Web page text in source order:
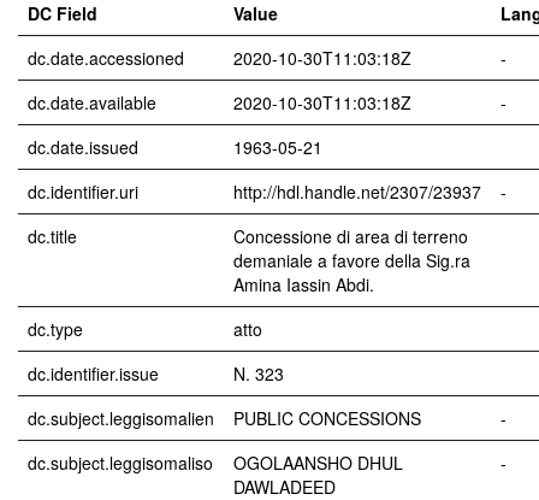
DC Field Value
dc.date.accessioned
2020-10-30T11:03:18Z
-
dc.date.available
2020-10-30T11:03:18Z
-
dc.date.issued
1963-05-21
dc.identifier.uri
http://hdl.handle.net/2307/23937
-
dc.title
Concessione di area di terreno
demaniale a favore della Sig.ra
Amina Iassin Abdi.
dc.type
atto
dc.identifier.issue
N. 323
dc.subject.leggisomalien
PUBLIC CONCESSIONS
-
dc.subject.leggisomaliso
OGOLAANSHO DHUL
DAWLADEED
-